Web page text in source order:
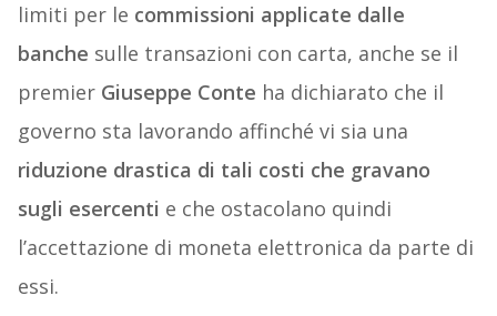
limiti per le commissioni applicate dalle
banche sulle transazioni con carta, anche se il
premier Giuseppe Conte ha dichiarato che il
governo sta lavorando affinché vi sia una
riduzione drastica di tali costi che gravano
sugli esercenti e che ostacolano quindi
l’accettazione di moneta elettronica da parte di
essi.